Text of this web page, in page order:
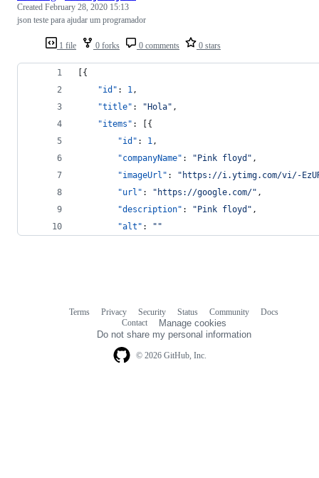
1 file 0 forks 0 comments 0 stars
Created February 28, 2020 15:13
json teste para ajudar um programador
[{
"id" : 1,
"title" : "Hola" ,
"items" : [{
"id" : 1,
"companyName" : "Pink floyd " ,
"imageUrl" : " https://i.ytimg.com/vi/-
"url" : " https://google.com/" ,
"description" : "Pink floyd " ,
"alt" : " "
© 2026 GitHub, Inc.
Terms Privacy Security Status Community
Docs
Contact
Manage cookies
Do not share my personal information